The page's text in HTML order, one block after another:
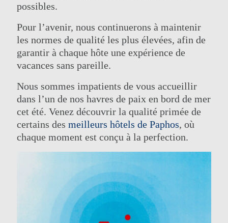
LE GROUPE
NOS HÔTELS
CLASSE ELITE
MARIAGES
HÔTELS DIVERTISSEMENT ET
ACTIVITÉS
RÉUNIONS
ONLINE CHECK-IN
possibles.
Pour l’avenir, nous continuerons à maintenir
les normes de qualité les plus élevées, afin de
garantir à chaque hôte une expérience de
vacances sans pareille.
Nous sommes impatients de vous accueillir
dans l’un de nos havres de paix en bord de mer
cet été. Venez découvrir la qualité primée de
certains des meilleurs hôtels de Paphos, où
chaque moment est conçu à la perfection.